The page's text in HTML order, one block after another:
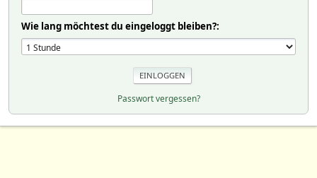
Wie lang möchtest du eingeloggt bleiben?:
Passwort vergessen?